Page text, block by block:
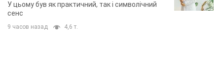
У цьому був як практичний, так і символічний
сенс
9 часов назад 4,6 т.